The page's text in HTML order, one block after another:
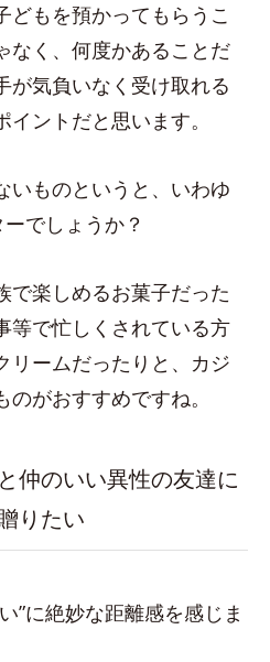
どもを預かってもらうこ
なく、何度かあることだ
が気負いなく受け取れる
ントだと思います。
いものというと、いわゆ
ーでしょうか？
で楽しめるお菓子だった
等で忙しくされている方
リームだったりと、カジ
がおすすめですね。
仲のいい異性の友達に
りたい
”に絶妙な距離感を感じま